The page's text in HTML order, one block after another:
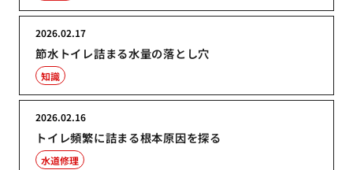
節水トイレ詰まる水量の落とし穴
2026.02.17
知識
トイレ頻繁に詰まる根本原因を探る
2026.02.16
水道修理